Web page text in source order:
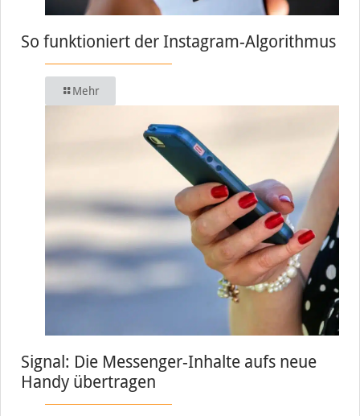
So funktioniert der Instagram-Algorithmus
Mehr
Signal: Die Messenger-Inhalte aufs neue
Handy übertragen